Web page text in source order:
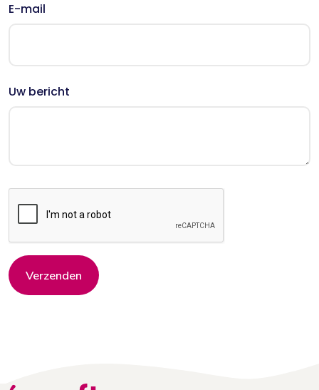
E-mail
Uw bericht
Verzenden